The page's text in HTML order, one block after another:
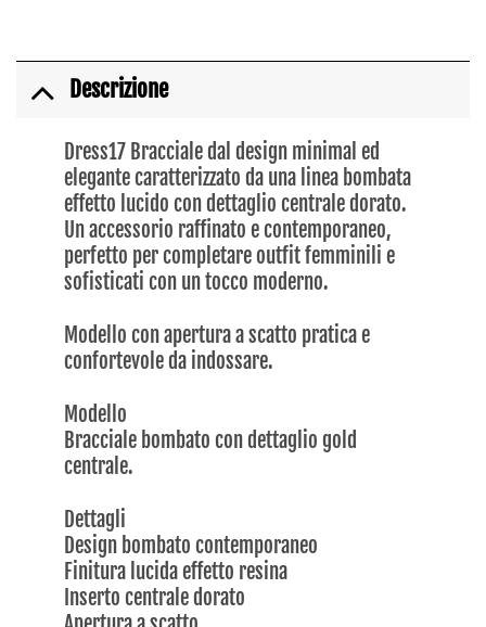
Descrizione
Dress17 Bracciale dal design minimal ed
elegante caratterizzato da una linea bombata
effetto lucido con dettaglio centrale dorato.
Un accessorio raffinato e contemporaneo,
perfetto per completare outfit femminili e
sofisticati con un tocco moderno.
Modello con apertura a scatto pratica e
confortevole da indossare.
Modello
Bracciale bombato con dettaglio gold
centrale.
Dettagli
Design bombato contemporaneo
Finitura lucida effetto resina
Inserto centrale dorato